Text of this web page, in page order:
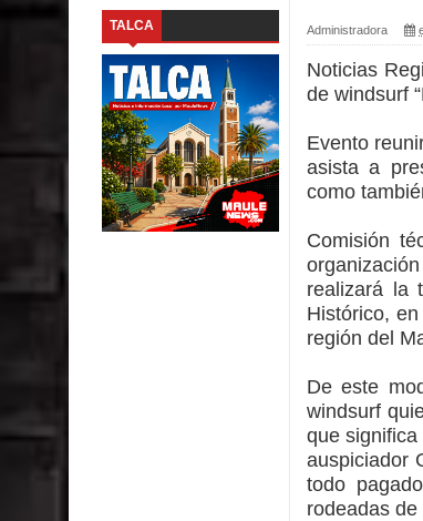
Día de la Niñez
GORE Maule figura tercero a nivel
Dos internos intentaron escapar por
Temporal obliga a cerrar
Miles llegan a la Plaza de Armas de
Torneo de Asadores reúne a 13
Alerta por hantavirus: expertos
TALCA Administradora
Noticias
de windsurf
Evento
asista a
como
Comisión
realizará la
Histórico,
región del
De este
windsurf
que
auspiciador
todo
rodeadas